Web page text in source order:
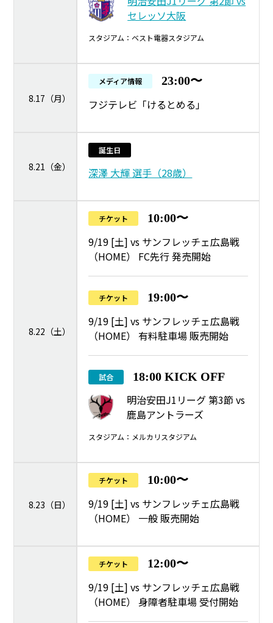
セレッソ大阪
スタジアム：ベスト電器スタジアム
8.17（月）
メディア情報 23:00〜
フジテレビ「けるとめる」
8.21（金）
誕生日
深澤 大輝 選手（28歳）
8.22（土）
チケット 10:00〜
9/19 [土] vs サンフレッチェ広島戦
（HOME） FC先行 発売開始
チケット 19:00〜
9/19 [土] vs サンフレッチェ広島戦
（HOME） 有料駐車場 販売開始
試合 18:00 KICK OFF
明治安田J1リーグ 第3節 vs
鹿島アントラーズ
スタジアム：メルカリスタジアム
8.23（日）
チケット 10:00〜
9/19 [土] vs サンフレッチェ広島戦
（HOME） 一般 販売開始
チケット 12:00〜
9/19 [土] vs サンフレッチェ広島戦
（HOME） 身障者駐車場 受付開始